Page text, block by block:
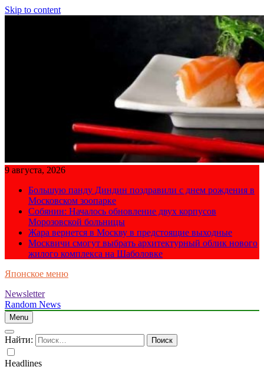
Skip to content
9 августа, 2026
Большую панду Диндин поздравили с днем рождения в
Московском зоопарке
Собянин: Началось обновление двух корпусов
Морозовской больницы
Жара вернется в Москву в предстоящие выходные
Москвичи смогут выбрать архитектурный облик нового
жилого комплекса на Шаболовке
Японское меню
Newsletter
Random News
Menu
Найти:
Headlines